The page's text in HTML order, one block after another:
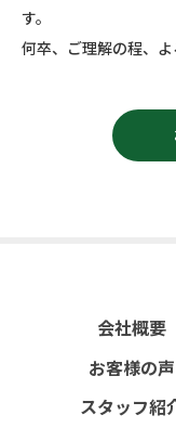
す。
何卒、ご理解の程、よ
会社概要
お客様の声
スタッフ紹